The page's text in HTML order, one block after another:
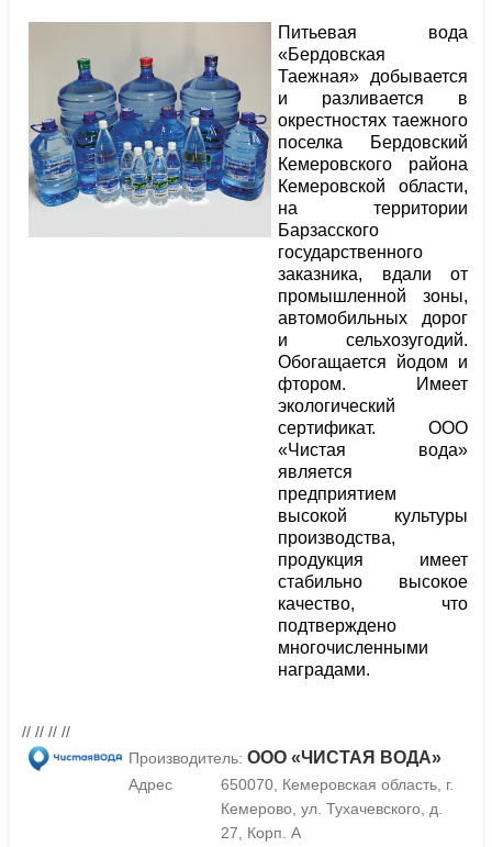
Питьевая вода
«Бердовская
Таежная» добывается
и разливается в
окрестностях таежного
поселка Бердовский
Кемеровского района
Кемеровской области,
на территории
Барзасского
государственного
заказника, вдали от
промышленной зоны,
автомобильных дорог
и сельхозугодий.
Обогащается йодом и
фтором. Имеет
экологический
сертификат. ООО
«Чистая вода»
является
предприятием
высокой культуры
производства,
продукция имеет
стабильно высокое
качество, что
подтверждено
многочисленными
наградами.
// // // //
Производитель: ООО «ЧИСТАЯ ВОДА»
Адрес
650070, Кемеровская область, г.
Кемерово, ул. Тухачевского, д.
27, Корп. А